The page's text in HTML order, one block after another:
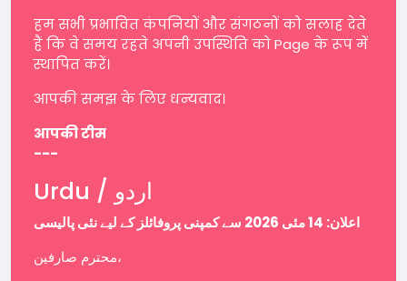
हम सभी प्रभावित कंपनियों और संगठनों को सलाह देते
हैं कि वे समय रहते अपनी उपस्थिति को Page के रूप में
स्थापित करें।
आपकी समझ के लिए धन्यवाद।
आपकी टीम
---
Urdu / اردو
اعلان: 14 مئی 2026 سے کمپنی پروفائلز کے لیے نئی پالیسی
محترم صارفین،